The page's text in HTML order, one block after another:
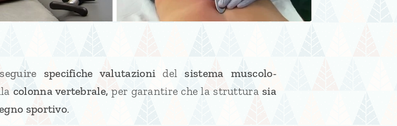
specifiche valutazioni delsistema muscolo-
colonna vertebrale, per garantire che la struttura sia
sportivo.